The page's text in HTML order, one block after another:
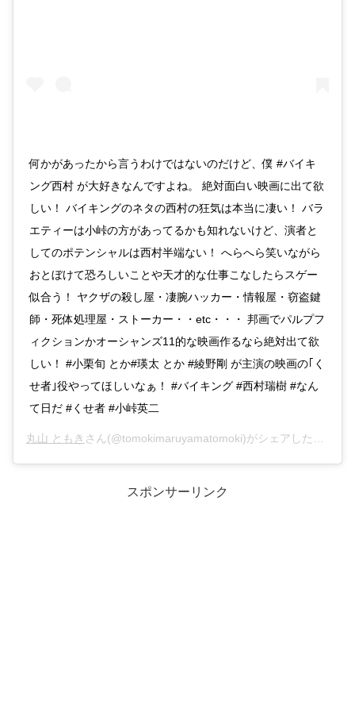
何かがあったから言うわけではないのだけど、僕 #バイキ
ング西村 が大好きなんですよね。 絶対面白い映画に出て欲
しい！ バイキングのネタの西村の狂気は本当に凄い！ バラ
エティーは小峠の方があってるかも知れないけど、演者と
してのポテンシャルは西村半端ない！ へらへら笑いながら
おとぼけて恐ろしいことや天才的な仕事こなしたらスゲー
似合う！ ヤクザの殺し屋・凄腕ハッカー・情報屋・窃盗鍵
師・死体処理屋・ストーカー・・etc・・・ 邦画でパルプフ
ィクションかオーシャンズ11的な映画作るなら絶対出て欲
しい！ #小栗旬 とか#瑛太 とか #綾野剛 が主演の映画の｢く
せ者｣役やってほしいなぁ！ #バイキング #西村瑞樹 #なん
て日だ #くせ者 #小峠英二
丸山 ともき さん(@tomokimaruyamatomoki)がシェアした投稿 –
スポンサーリンク